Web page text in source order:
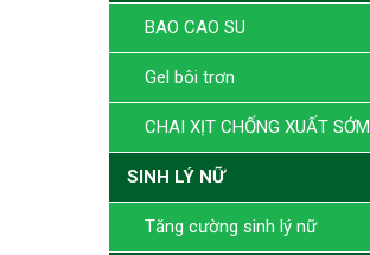
BAO CAO SU
Gel bôi trơn
CHAI XỊT CHỐNG XUẤT SỚM
SINH LÝ NỮ
Tăng cường sinh lý nữ